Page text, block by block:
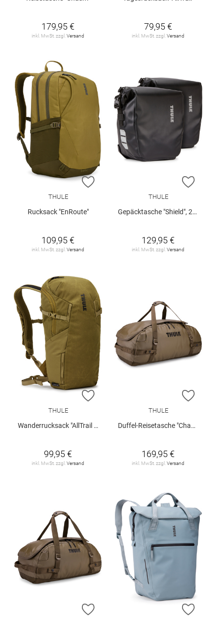
179,95 €
inkl. MwSt. zzgl.Versand
79,95 €
inkl. MwSt. zzgl.Versand
ZUR WUNSCHLISTE HINZUFÜGEN
THULE
Rucksack "EnRoute"
109,95 €
inkl. MwSt. zzgl.Versand
ZUR
THULE
Gepäcktasche "Shield", 2er-Pack
129,95 €
inkl. MwSt. zzgl.Versand
ZUR WUNSCHLISTE HINZUFÜGEN
THULE
Wanderrucksack "AllTrail X"
99,95 €
inkl. MwSt. zzgl. Versand
ZUR
THULE
Duffel-Reisetasche "Chasm"
169,95 €
inkl. MwSt. zzgl. Versand
ZUR WUNSCHLISTE HINZUFÜGEN
ZUR